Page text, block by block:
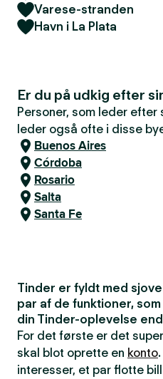
Varese-stranden
Havn i La Plata
Er du på udkig efter
Personer, som leder
leder også ofte i disse
Buenos Aires
Córdoba
Rosario
Salta
Santa Fe
Tinder er fyldt med
par af de funktioner,
din Tinder-oplevelse
For det første er det
skal blot oprette en konto
interesser, et par flotte